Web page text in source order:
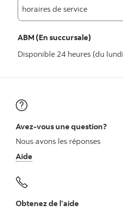
ABM (En succursale)
Disponible 24 heures (du
Avez-vous une question?
Nous avons les réponses
Aide
Obtenez de l’aide